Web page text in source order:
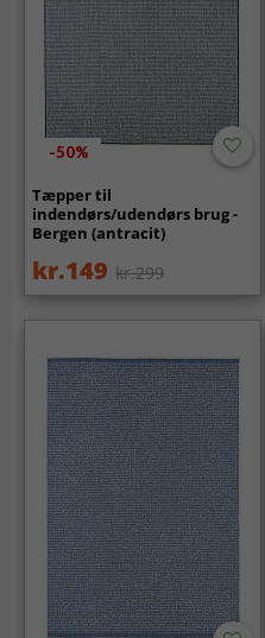
-50%
Tæpper til
indendørs/udendørs brug -
Bergen (antracit)
kr.149 kr.299